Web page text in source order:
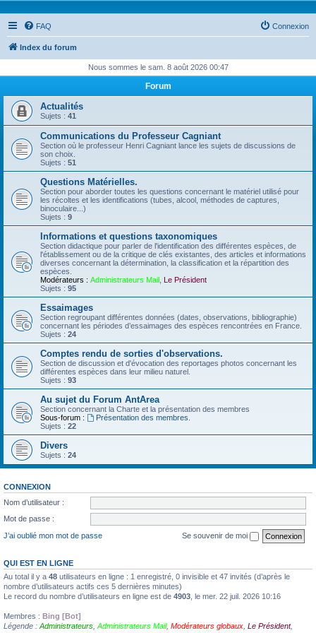
FAQ Connexion
Index du forum
Nous sommes le sam. 8 août 2026 00:47
Forum
Actualités
Sujets : 41
Communications du Professeur Cagniant
Section où le professeur Henri Cagniant lance les sujets de discussions de
son choix.
Sujets : 51
Questions Matérielles.
Section pour aborder toutes les questions concernant le matériel utilisé pour
les récoltes et les identifications (tubes, alcool, méthodes de captures,
binoculaire...)
Sujets : 9
Informations et questions taxonomiques
Section didactique pour parler de l'identification des différentes espèces, de
l'établissement ou de la critique de clés existantes, des articles et informations
diverses concernant la détermination, la classification et la répartition des
espèces.
Modérateurs : Administrateurs Mail Le Président
Sujets : 95
Essaimages
Section regroupant différentes données (dates, observations, bibliographie)
concernant les périodes d’essaimages des espèces rencontrées en France.
Sujets : 24
Comptes rendu de sorties d'observations.
Section de discussion et d'évocation des reportages photos concernant les
différentes espèces dans leur milieu naturel.
Sujets : 93
Au sujet du Forum AntArea
Section concernant la Charte et la présentation des membres
Sous-forum :
Présentation des membres.
Sujets : 22
Divers
Sujets : 24
CONNEXION
Nom d’utilisateur :
Mot de passe :
J’ai oublié mon mot de passe
Se souvenir de moi
QUI EST EN LIGNE
Au total il y a 48 utilisateurs en ligne : 1 enregistré, 0 invisible et 47 invités (d’après le
nombre d’utilisateurs actifs ces 5 dernières minutes)
Le record du nombre d’utilisateurs en ligne est de 4903 , le mer. 22 juil. 2026 10:16
Membres : Bing [Bot]
Légende : Administrateurs Administrateurs Mail, Modérateurs globaux Le Président,